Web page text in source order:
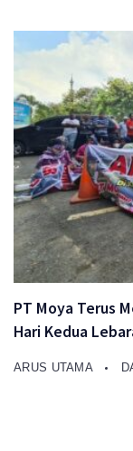
PT Moya Terus
Hari Kedua
ARUS UTAMA